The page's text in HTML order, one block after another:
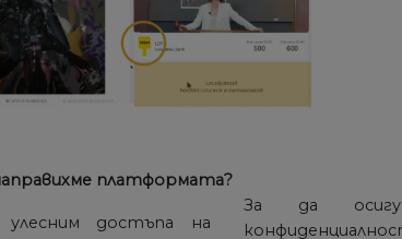
платформата?
достъпа на
За да